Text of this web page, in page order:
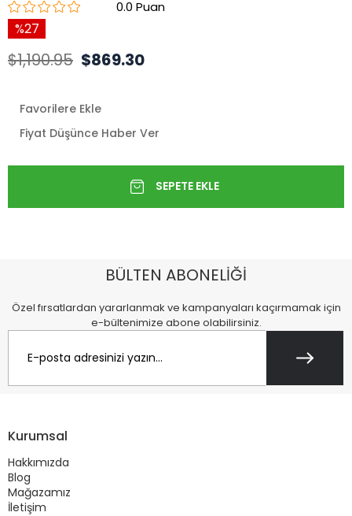
0.0
27
$1,190.95 $869.30
Favorilere Ekle
Fiyat Düşünce Haber Ver
BÜLTEN ABONELİĞİ
Özel fırsatlardan yararlanmak ve kampanyaları kaçırmamak için
e-bültenimize abone olabilirsiniz.
Kurumsal
Hakkımızda
Blog
Mağazamız
İletişim